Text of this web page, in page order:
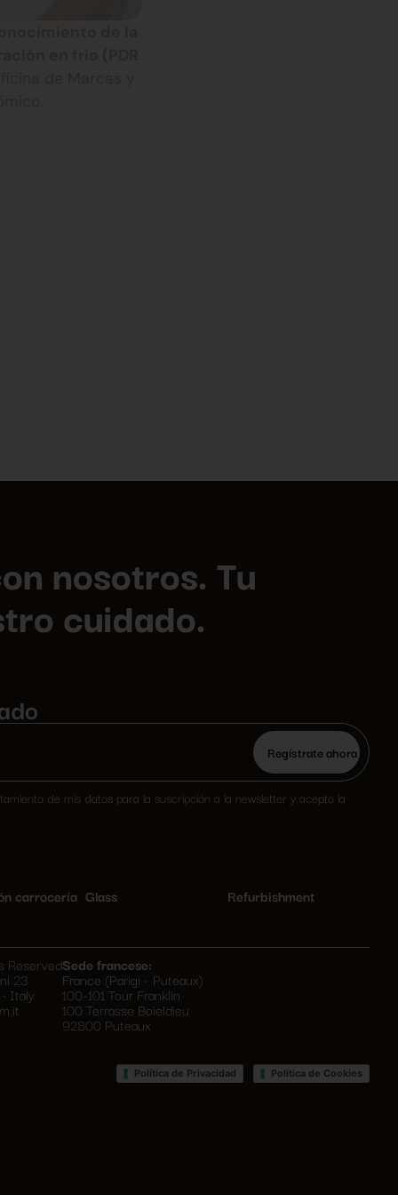
nosotros. Tu
cuidado.
Por
favor,
de mis datos para la suscripción a la newsletter y acepto la
carrocería Glass Refurbishment
Reserved
23
Italy
Sede francese:
France (Parigi - Puteaux)
100-101 Tour Franklin
100 Terrasse Boieldieu
92800 Puteaux
Política de Privacidad Política de Cookies